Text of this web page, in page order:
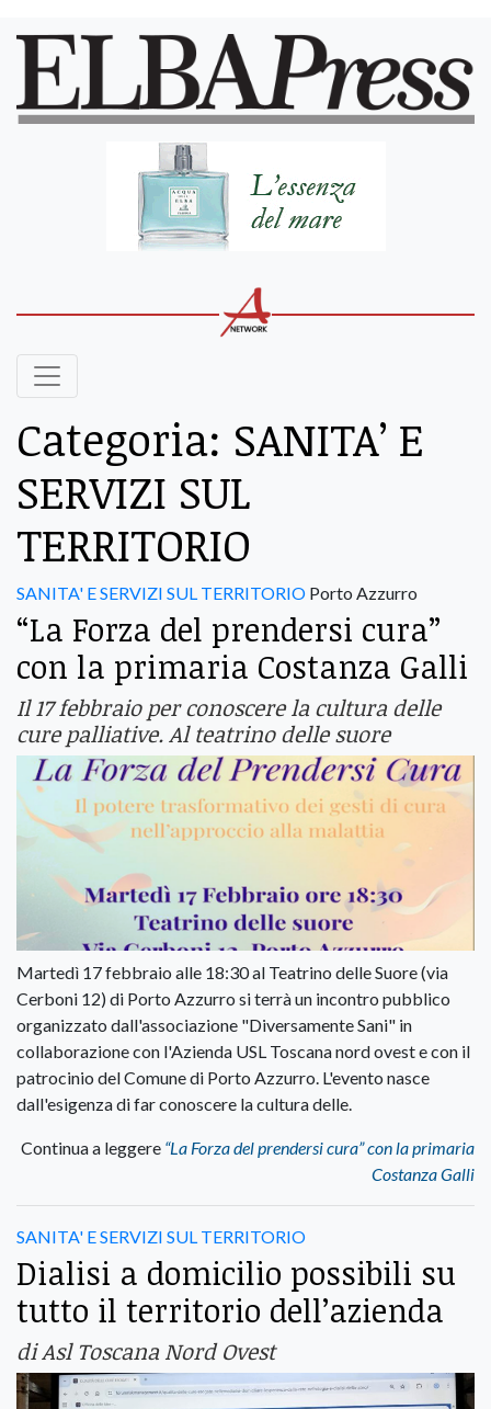
Categoria: SANITA’ E
SERVIZI SUL
TERRITORIO
SANITA' E SERVIZI SUL TERRITORIO Porto Azzurro
“La Forza del prendersi cura”
con la primaria Costanza Galli
Il 17 febbraio per conoscere la cultura delle
cure palliative. Al teatrino delle suore
Martedì 17 febbraio alle 18:30 al Teatrino delle Suore (via
Cerboni 12) di Porto Azzurro si terrà un incontro pubblico
organizzato dall'associazione "Diversamente Sani" in
collaborazione con l'Azienda USL Toscana nord ovest e con il
patrocinio del Comune di Porto Azzurro. L'evento nasce
dall'esigenza di far conoscere la cultura delle.
Continua a leggere “La Forza del prendersi cura” con la primaria
Costanza Galli
SANITA' E SERVIZI SUL TERRITORIO
Dialisi a domicilio possibili su
tutto il territorio dell’azienda
di Asl Toscana Nord Ovest